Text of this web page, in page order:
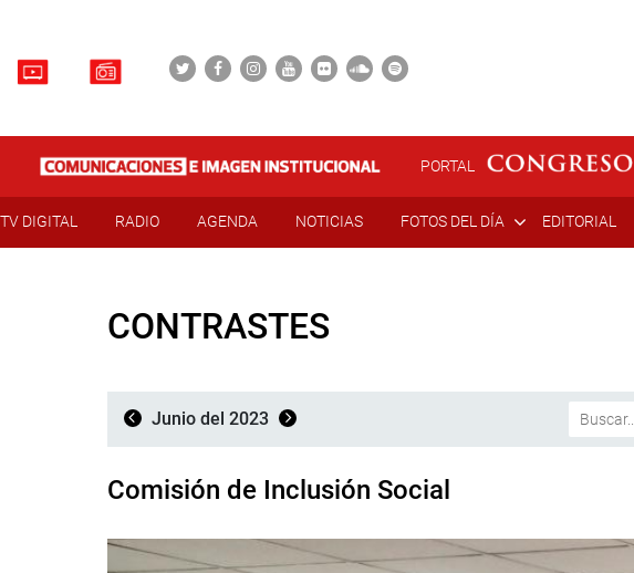
PORTAL
TV DIGITAL RADIO AGENDA NOTICIAS FOTOS DEL DÍA EDITORIAL
CONTRASTES
Junio del 2023
Comisión de Inclusión Social